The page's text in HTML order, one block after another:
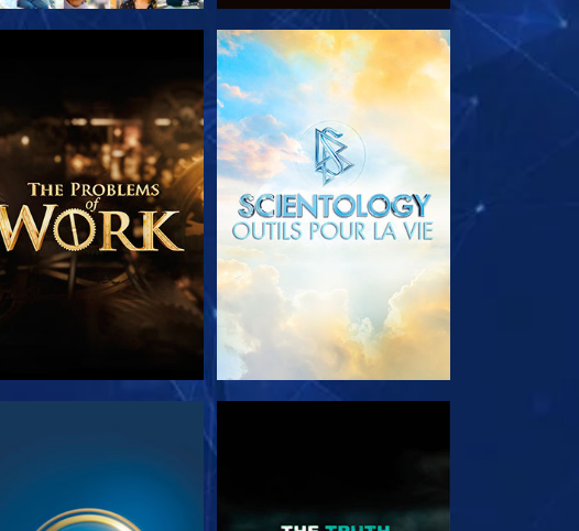
DÉCOUVRIR LES SÉRIES DÉCOUVRIR LES SÉRIES